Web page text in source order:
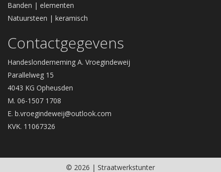
Banden | elementen
Natuursteen | keramisch
Contactgegevens
Handeslonderneming A. Vroegindeweij
Parallelweg 15
4043 KG Opheusden
M. 06-1507 1708
E. b.vroegindeweij@outlook.com
KVK. 11067326
© 2026 | Straatwerkstunter